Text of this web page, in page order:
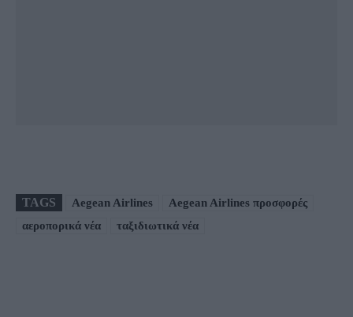
TAGS Aegean Airlines
Aegean Airlines προσφορές
αεροπορικά νέα
ταξιδιωτικά νέα